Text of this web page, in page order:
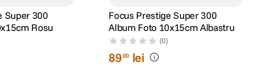
Super 300
Rosu
Focus Prestige Super 300
Album Foto 10x15cm Albastru
(0)
8900 lei